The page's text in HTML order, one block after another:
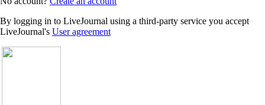
By logging in to LiveJournal using a third-party service you accept
LiveJournal's User agreement